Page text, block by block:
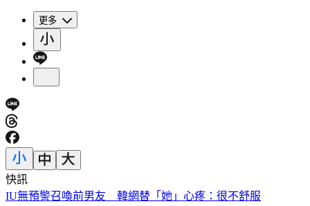
更多
快訊
快訊／財神爺不在家 威力彩頭獎、二獎雙槓龜